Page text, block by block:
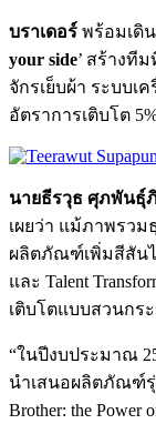
บราเดอร์ พร้อมเดิ
your side’ สร้างที
จักรเย็บผ้า ระบบ
อัตราการเติบโต
นายธีรวุธ ศุภพันธุ์ภิ
เผยว่า แม้ภาพรว
ผลิตภัณฑ์เพิ่มสีสันไ
และ Talent
เติบโตแบบสวนกร
“ในปีงบประมาณ
นำเสนอผลิตภัณฑ์รุ่
Brother: the